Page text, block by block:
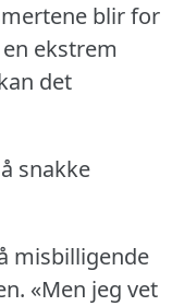
blir for
ekstrem
det
snakke
misbilligende
«Men jeg vet